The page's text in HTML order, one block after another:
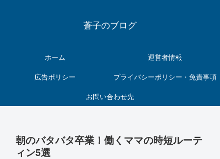
蒼子のブログ
ホーム
運営者情報
広告ポリシー
プライバシーポリシー・免責事項
お問い合わせ先
朝のバタバタ卒業！働くママの時短ルーテ
ィン5選